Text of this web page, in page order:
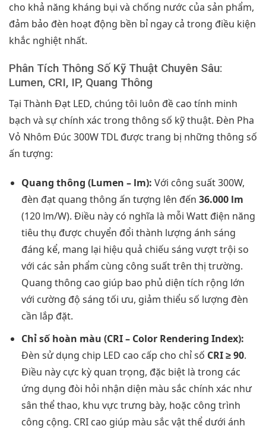
cho khả năng kháng bụi và chống nước của sản phẩm,
đảm bảo đèn hoạt động bền bỉ ngay cả trong điều kiện
khắc nghiệt nhất.
Phân Tích Thông Số Kỹ Thuật Chuyên Sâu:
Lumen, CRI, IP, Quang Thông
Tại Thành Đạt LED, chúng tôi luôn đề cao tính minh
bạch và sự chính xác trong thông số kỹ thuật. Đèn Pha
Vỏ Nhôm Đúc 300W TDL được trang bị những thông số
ấn tượng:
Quang thông (Lumen – lm): Với công suất 300W,
đèn đạt quang thông ấn tượng lên đến 36.000 lm
(120 lm/W). Điều này có nghĩa là mỗi Watt điện năng
tiêu thụ được chuyển đổi thành lượng ánh sáng
đáng kể, mang lại hiệu quả chiếu sáng vượt trội so
với các sản phẩm cùng công suất trên thị trường.
Quang thông cao giúp bao phủ diện tích rộng lớn
với cường độ sáng tối ưu, giảm thiểu số lượng đèn
cần lắp đặt.
Chỉ số hoàn màu (CRI – Color Rendering Index):
Đèn sử dụng chip LED cao cấp cho chỉ số CRI ≥ 90.
Điều này cực kỳ quan trọng, đặc biệt là trong các
ứng dụng đòi hỏi nhận diện màu sắc chính xác như
sân thể thao, khu vực trưng bày, hoặc công trình
công cộng. CRI cao giúp màu sắc vật thể dưới ánh